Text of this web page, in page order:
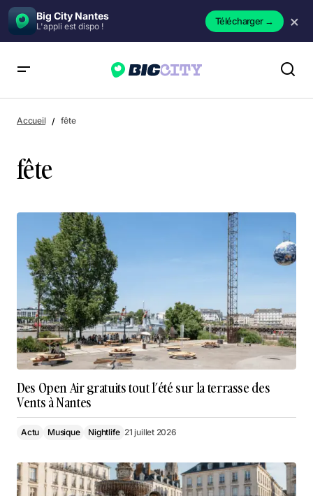
Big City Nantes
L'appli est dispo ! Télécharger→ ×
Accueil fête
fête
Des Open Air gratuits tout l’été sur la terrasse des
Vents à Nantes
Actu Musique Nightlife 21 juillet 2026